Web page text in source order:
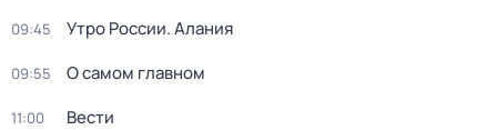
09:45 Утро России. Алания
09:55 О самом главном
11:00 Вести